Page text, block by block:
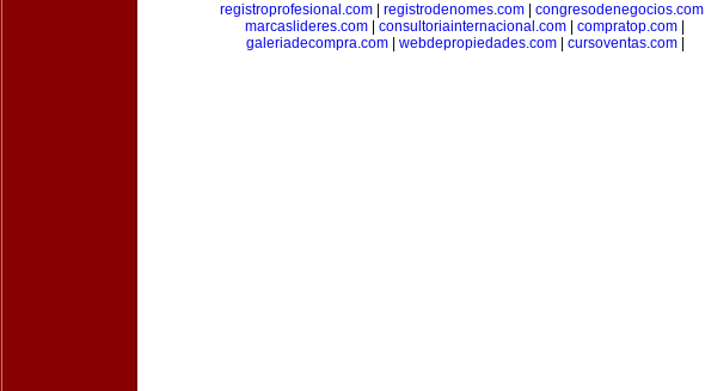
registroprofesional.com| registrodenomes.com| congresodenegocios.com|
marcaslideres.com
consultoriainternacional.com compratop.com
galeriadecompra.com| webdepropiedades.com| cursoventas.com|